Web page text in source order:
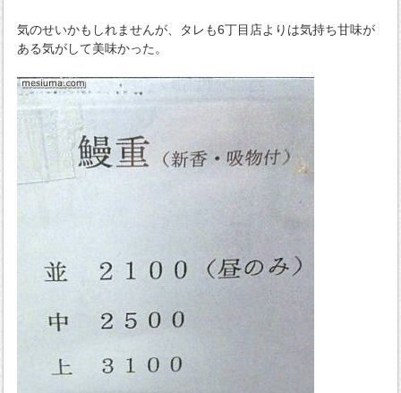
気のせいかもしれませんが、タレも6丁目店よりは気持ち甘味が
ある気がして美味かった。